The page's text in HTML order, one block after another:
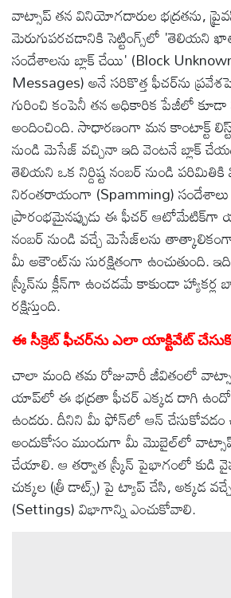
వాట్సాప్ తన వినియోగదారుల భద్రతను,
మెరుగుపరచడానికి సెట్టింగ్స్‌లో 'తెలియని
సందేశాలను బ్లాక్ చేయి' (Block
Messages) అనే సరికొత్త ఫీచర్‌ను
గురించి కంపెనీ తన అధికారిక పేజీలో
అందించింది. సాధారణంగా మన కాంటాక్ట్
నుండి మెసేజ్ వచ్చినా ఇది వెంటనే బ్లాక్
తెలియని ఒక నిర్దిష్ట నంబర్ నుండి
నిరంతరాయంగా (Spamming)
ప్రారంభమైనప్పుడు ఈ ఫీచర్ ఆటోమేటిక్‌గా
నంబర్ నుండి వచ్చే మెసేజ్‌లను
మీ అకౌంట్‌ను సురక్షితంగా
స్క్రీన్‌ను క్లీన్‌గా ఉంచడమే కాకుండా హ్యాకర్ల
రక్షిస్తుంది.
ఈ సీక్రెట్ ఫీచర్‌ను ఎలా యాక్టివేట్
చాలా మంది తమ రోజువారీ జీవితంలో వాట్సాప్
యాప్‌లో ఈ భద్రతా ఫీచర్ ఎక్కడ దాగి ఉందో
ఉండరు. దీనిని మీ ఫోన్‌లో ఆన్ చేసుకోవడం
అందుకోసం ముందుగా మీ మొబైల్‌లో
చేయాలి. ఆ తర్వాత స్క్రీన్ పైభాగంలో కుడి
చుక్కల (త్రీ డాట్స్) పై ట్యాప్ చేసి, అక్కడ
(Settings) విభాగాన్ని ఎంచుకోవాలి.